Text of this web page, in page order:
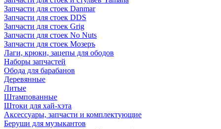
Запчасти для стоек Danmar
Запчасти для стоек DDS
Запчасти для стоек Grig
Запчасти для стоек No Nuts
Запчасти для стоек Мозеръ
Лаги, крюки, зацепы для ободов
Наборы запчастей
Обода для барабанов
Деревянные
Литые
Штампованные
Штоки для хай-хэта
Аксессуары, запчасти и комплектующие
Беруши для музыкантов